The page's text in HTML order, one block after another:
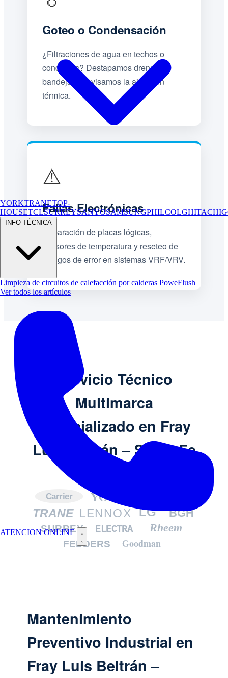
YORKTRANETOP-
HOUSETCLSURREYSANYOSAMSUNGPHILCOLGHITACHI
INFO TÉCNICA
Limpieza de circuitos de calefacción por calderas PoweFlush
Ver todos los artículos
ATENCION ONLINE
Goteo o Condensación
¿Filtraciones de agua en techos o
conductos? Destapamos drenajes,
bandejas y revisamos la aislación
térmica.
⚠️
Fallas Electrónicas
Reparación de placas lógicas,
sensores de temperatura y reseteo de
códigos de error en sistemas VRF/VRV.
Servicio Técnico
Multimarca
Especializado en Fray
Luis Beltrán – Santa Fe
Carrier YORK
TRANE LENNOX LG BGH
SURREY ELECTRA Rheem
FEDDERS Goodman
Mantenimiento
Preventivo Industrial en
Fray Luis Beltrán –